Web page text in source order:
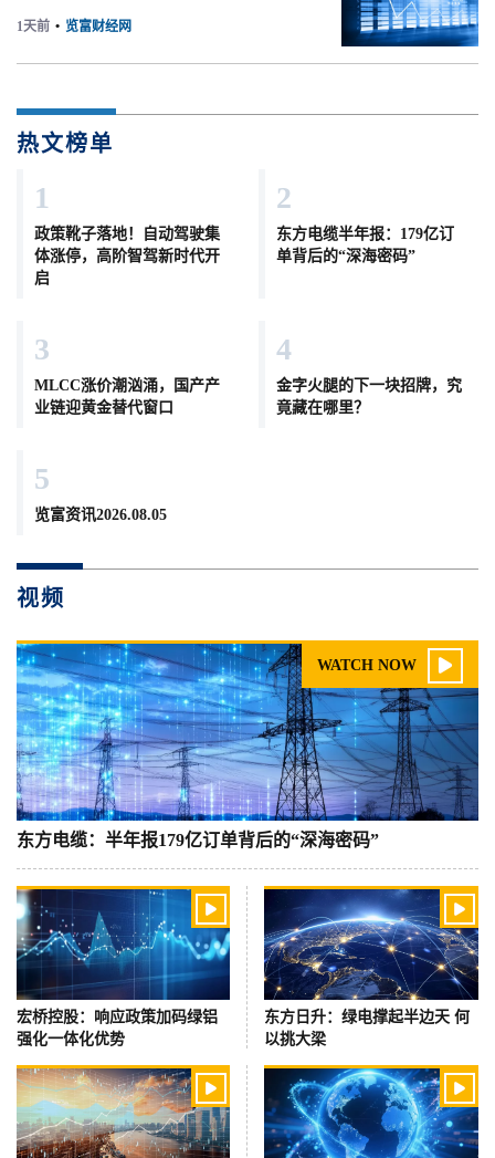
1天前 • 览富财经网
热文榜单
1
政策靴子落地！自动驾驶集
体涨停，高阶智驾新时代开
启
2
东方电缆半年报：179亿订
单背后的“深海密码”
3
MLCC涨价潮汹涌，国产产
业链迎黄金替代窗口
4
金字火腿的下一块招牌，究
竟藏在哪里？
5
览富资讯2026.08.05
视频
WATCH NOW 
东方电缆：半年报179亿订单背后的“深海密码”

宏桥控股：响应政策加码绿铝
强化一体化优势

东方日升：绿电撑起半边天 何
以挑大梁
 